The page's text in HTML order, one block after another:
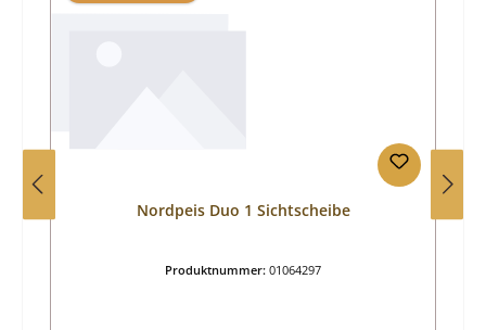
Nordpeis Duo 1 Sichtscheibe
Produktnummer: 01064297